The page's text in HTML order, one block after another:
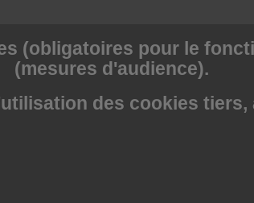
(obligatoires pour le
(mesures d'audience).
des cookies